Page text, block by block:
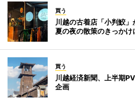
買う
川越の古着店「小判鮫
夏の夜の散策のきっかけ
買う
川越経済新聞、上半期
企画